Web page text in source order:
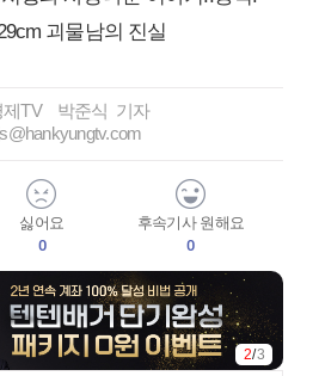
괴물남의 진실
제TV 박준식 기자
싫어요
0
후속기사 원해요
0
2/3